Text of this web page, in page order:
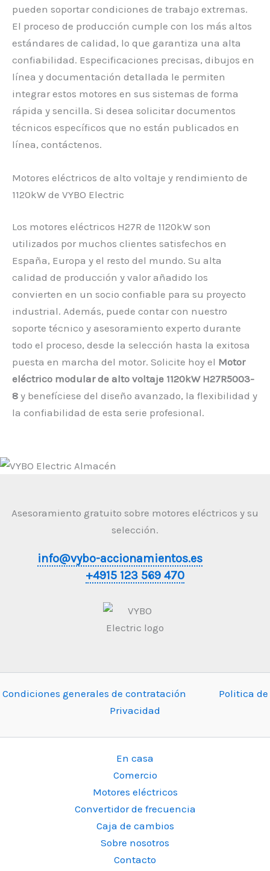
pueden soportar condiciones de trabajo extremas.
El proceso de producción cumple con los más altos
estándares de calidad, lo que garantiza una alta
confiabilidad. Especificaciones precisas, dibujos en
línea y documentación detallada le permiten
integrar estos motores en sus sistemas de forma
rápida y sencilla. Si desea solicitar documentos
técnicos específicos que no están publicados en
línea, contáctenos.
Motores eléctricos de alto voltaje y rendimiento de
1120kW de VYBO Electric
Los motores eléctricos H27R de 1120kW son
utilizados por muchos clientes satisfechos en
España, Europa y el resto del mundo. Su alta
calidad de producción y valor añadido los
convierten en un socio confiable para su proyecto
industrial. Además, puede contar con nuestro
soporte técnico y asesoramiento experto durante
todo el proceso, desde la selección hasta la exitosa
puesta en marcha del motor. Solicite hoy el Motor
eléctrico modular de alto voltaje 1120kW H27R5003-
8 y benefíciese del diseño avanzado, la flexibilidad y
la confiabilidad de esta serie profesional.
Asesoramiento gratuito sobre motores eléctricos y su
selección.
info@vybo-accionamientos.es
+4915 123 569 470
Condiciones generales de contratación
Politica de
Privacidad
En casa
Comercio
Motores eléctricos
Convertidor de frecuencia
Caja de cambios
Sobre nosotros
Contacto